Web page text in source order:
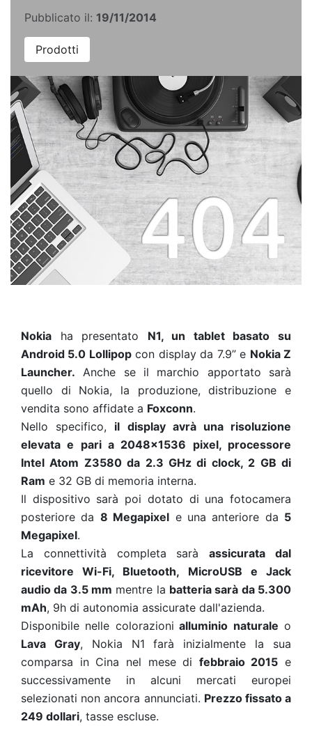
Pubblicato il: 19/11/2014
Prodotti
Nokia ha presentato N1, un tablet basato su
Android 5.0 Lollipopcon display da 7.9” e Nokia Z
Launcher. Anche se il marchio apportato sarà
quello di Nokia, la produzione, distribuzione e
vendita sono affidate a Foxconn.
Nello specifico, il display avrà una risoluzione
elevata e pari a 2048x1536 pixel, processore
Intel Atom Z3580 da 2.3 GHz di clock, 2 GB di
Ram e 32 GB di memoria interna.
Il dispositivo sarà poi dotato di una fotocamera
posteriore da 8 Megapixel e una anteriore da 5
Megapixel.
La connettività completa saràassicurata dal
ricevitore Wi-Fi, Bluetooth, MicroUSB e Jack
audio da 3.5 mm mentre la batteria sarà da 5.300
mAh, 9h di autonomia assicurate dall'azienda.
Disponibile nelle colorazioni alluminio naturale o
Lava Gray, Nokia N1 farà inizialmente la sua
comparsa in Cina nel mese di febbraio 2015 e
successivamente in alcuni mercati europei
selezionati non ancora annunciati. Prezzo fissato a
249 dollari, tasse escluse.